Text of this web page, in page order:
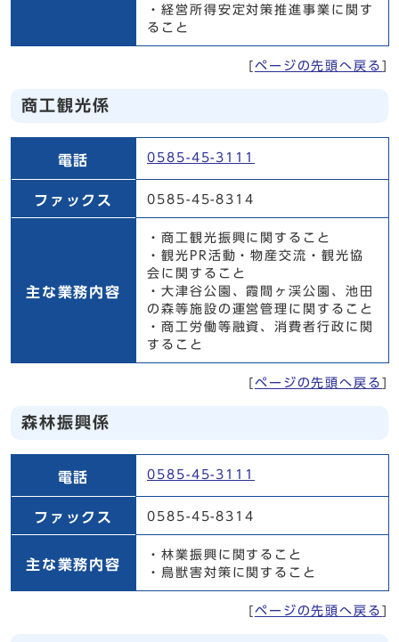
・経営所得安定対策推進事業に関す
ること
ページの先頭へ戻る
商工観光係
電話
0585-45-3111
ファックス 0585-45-8314
主な業務内容
・商工観光振興に関すること
・観光PR活動・物産交流・観光協
会に関すること
・大津谷公園、霞間ヶ渓公園、池田
の森等施設の運営管理に関すること
・商工労働等融資、消費者行政に関
すること
ページの先頭へ戻る
森林振興係
電話
0585-45-3111
ファックス 0585-45-8314
主な業務内容
・林業振興に関すること
・鳥獣害対策に関すること
ページの先頭へ戻る